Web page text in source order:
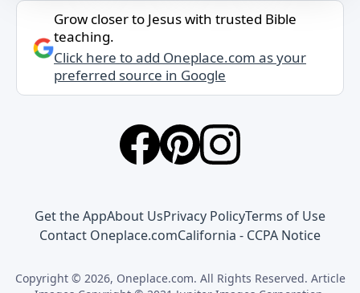
Grow closer to Jesus with trusted Bible
teaching.
Click here to add Oneplace.com as your
preferred source in Google
Get the AppAbout UsPrivacy PolicyTerms of Use
Contact Oneplace.comCalifornia - CCPA Notice
Copyright © 2026, Oneplace.com. All Rights Reserved. Article